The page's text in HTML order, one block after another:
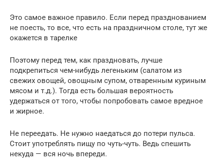
Это самое важное правило. Если перед празднованием
не поесть, то все, что есть на праздничном столе, тут же
окажется в тарелке
Поэтому перед тем, как праздновать, лучше
подкрепиться чем-нибудь легеньким (салатом из
свежих овощей, овощным супом, отваренным куриным
мясом и т.д.). Тогда есть большая вероятность
удержаться от того, чтобы попробовать самое вредное
и жирное.
Не переедать. Не нужно наедаться до потери пульса.
Стоит употреблять пищу по чуть-чуть. Ведь спешить
некуда — вся ночь впереди.